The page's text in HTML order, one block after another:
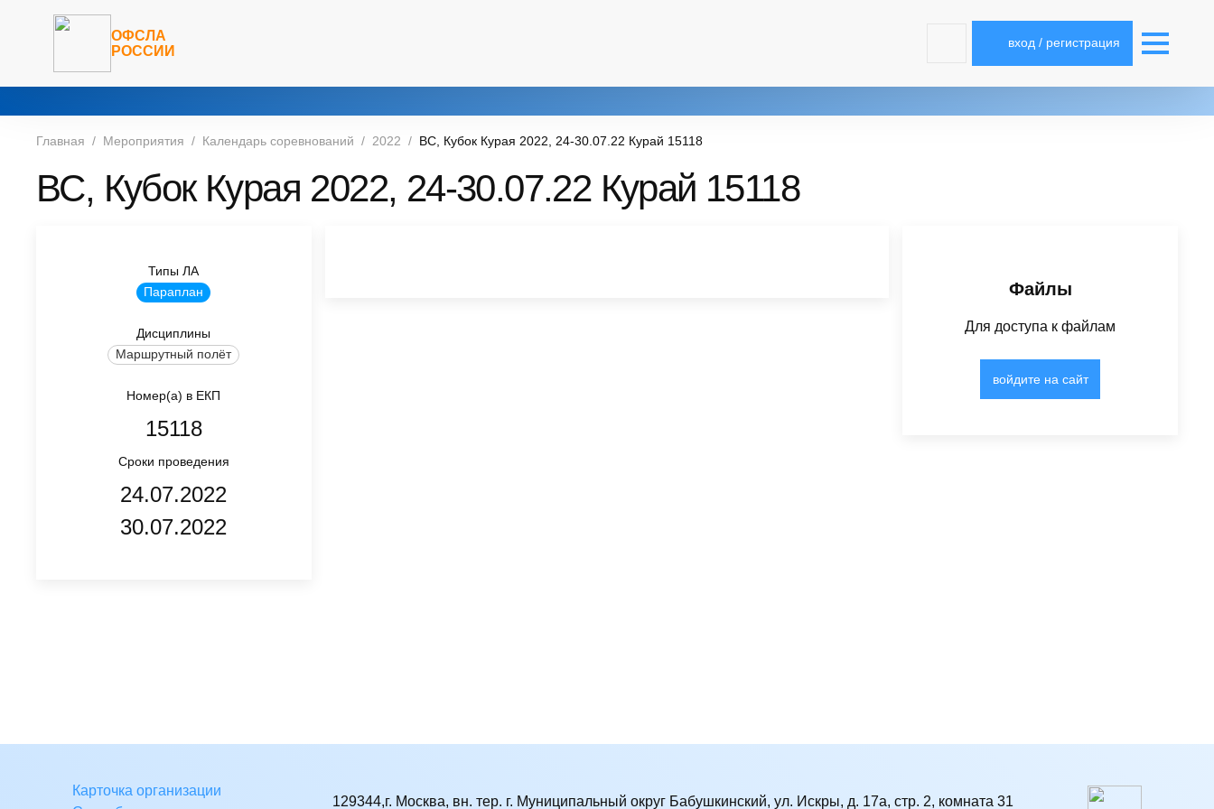
ОФСЛА
РОССИИ
вход / регистрация
Главная Мероприятия Календарь соревнований 2022 ВС, Кубок Курая 2022, 24-30.07.22 Курай 15118
ВС, Кубок Курая 2022, 24-30.07.22 Курай 15118
Типы ЛА
Параплан
Дисциплины
Маршрутный полёт
Номер(а) в ЕКП
15118
Сроки проведения
24.07.2022
30.07.2022
Файлы
Для доступа к файлам
войдите на сайт
Карточка организации
129344,г. Москва, вн. тер. г. Муниципальный округ Бабушкинский, ул. Искры, д. 17а, стр. 2, комната 31